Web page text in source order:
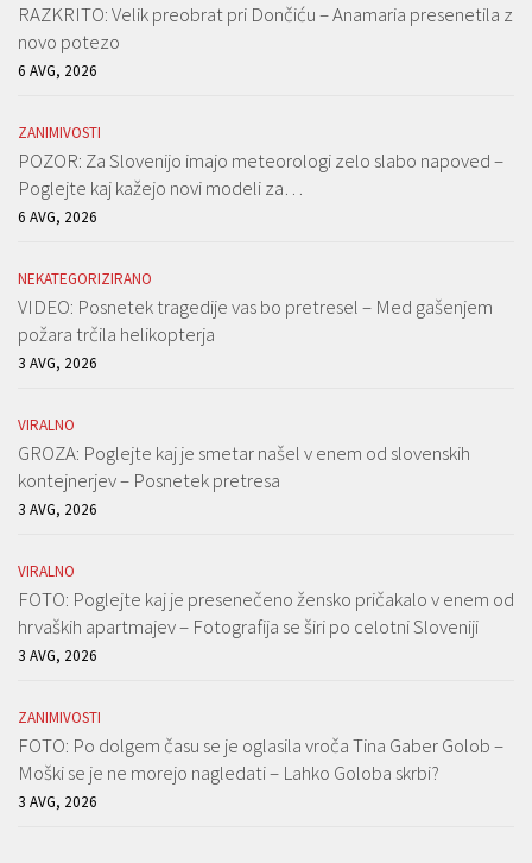
RAZKRITO: Velik preobrat pri Dončiću – Anamaria presenetila z
novo potezo
6 AVG, 2026
ZANIMIVOSTI
POZOR: Za Slovenijo imajo meteorologi zelo slabo napoved –
Poglejte kaj kažejo novi modeli za…
6 AVG, 2026
NEKATEGORIZIRANO
VIDEO: Posnetek tragedije vas bo pretresel – Med gašenjem
požara trčila helikopterja
3 AVG, 2026
VIRALNO
GROZA: Poglejte kaj je smetar našel v enem od slovenskih
kontejnerjev – Posnetek pretresa
3 AVG, 2026
VIRALNO
FOTO: Poglejte kaj je presenečeno žensko pričakalo v enem od
hrvaških apartmajev – Fotografija se širi po celotni Sloveniji
3 AVG, 2026
ZANIMIVOSTI
FOTO: Po dolgem času se je oglasila vroča Tina Gaber Golob –
Moški se je ne morejo nagledati – Lahko Goloba skrbi?
3 AVG, 2026